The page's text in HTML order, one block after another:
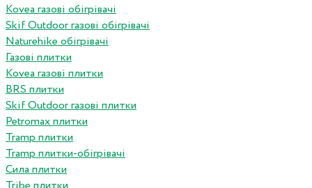
Kovea газові обігрівачі
Skif Outdoor газові обігрівачі
Naturehike обігрівачі
Газові плитки
Kovea газові плитки
BRS плитки
Skif Outdoor газові плитки
Petromax плитки
Tramp плитки
Tramp плитки-обігрівачі
Сила плитки